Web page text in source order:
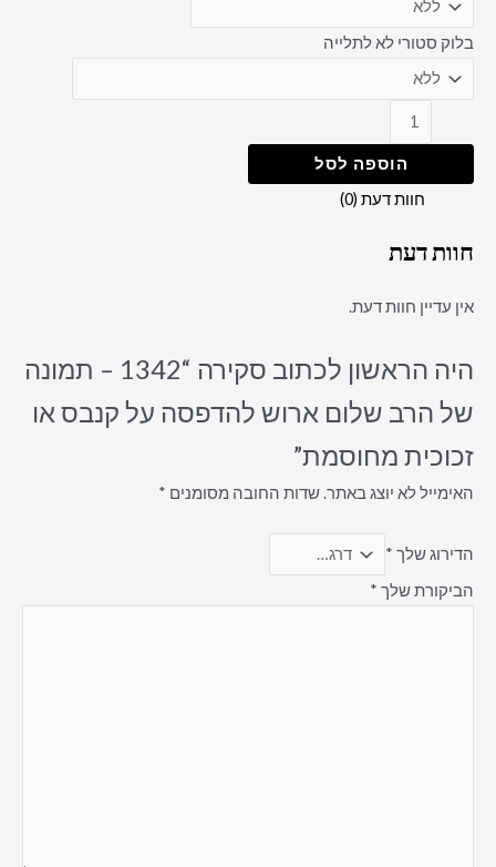
בלוק סטורי לא לתלייה
הוספה לסל
חוות דעת (0)
חוות דעת
אין עדיין חוות דעת.
היה הראשון לכתוב סקירה “1342 – תמונה
של הרב שלום ארוש להדפסה על קנבס או
זכוכית מחוסמת”
האימייל לא יוצג באתר.שדות החובה מסומנים *
הדירוג שלך *
הביקורת שלך *